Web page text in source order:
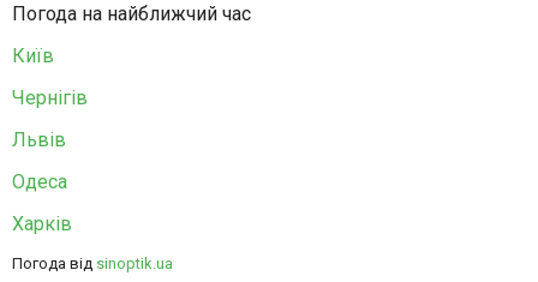
Погода на найближчий час
Київ
Чернігів
Львів
Одеса
Харків
Погода від sinoptik.ua